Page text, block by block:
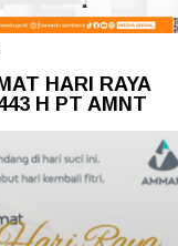
HARI RAYA
H PT AMNT